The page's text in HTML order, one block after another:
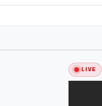
LIVE